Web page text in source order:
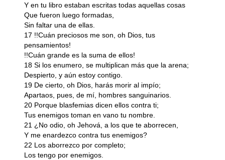
Y en tu libro estaban escritas todas aquellas cosas
Que fueron luego formadas,
Sin faltar una de ellas.
17 !!Cuán preciosos me son, oh Dios, tus
pensamientos!
!!Cuán grande es la suma de ellos!
18 Si los enumero, se multiplican más que la arena;
Despierto, y aún estoy contigo.
19 De cierto, oh Dios, harás morir al impío;
Apartaos, pues, de mí, hombres sanguinarios.
20 Porque blasfemias dicen ellos contra ti;
Tus enemigos toman en vano tu nombre.
21 ¿No odio, oh Jehová, a los que te aborrecen,
Y me enardezco contra tus enemigos?
22 Los aborrezco por completo;
Los tengo por enemigos.